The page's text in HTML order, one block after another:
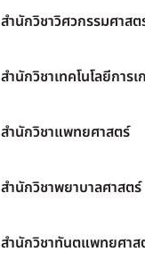
สำนักวิชาวิศวกรรมศาสต
สำนักวิชาเทคโนโลยีการ
สำนักวิชาแพทยศาสตร์
สำนักวิชาพยาบาลศาสตร์
สำนักวิชาทันตแพทยศาส